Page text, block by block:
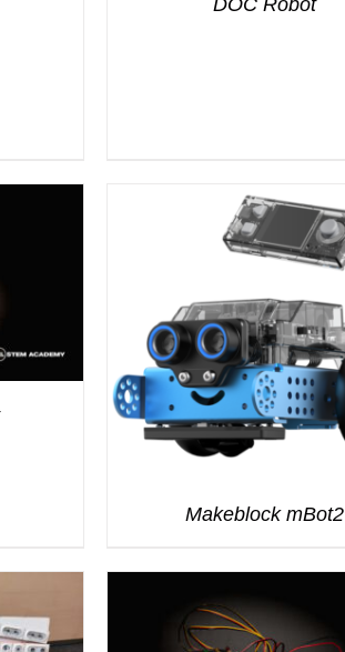
Makeblock mBot2